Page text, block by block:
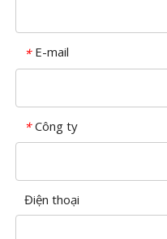
* E-mail
* Công ty
Điện thoại